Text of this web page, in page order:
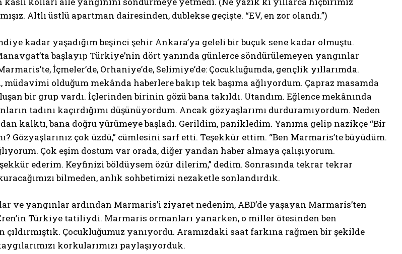
Altlı üstlü apartman dairesinden, dublekse geçişte. “EV, en zor olandı.”)
kadar yaşadığım beşinci şehir Ankara’ya geleli bir buçuk sene kadar olmuştu.
başlayıp Türkiye’nin dört yanında günlerce söndürülemeyen yangınlar
İçmeler’de, Orhaniye’de, Selimiye’de: Çocukluğumda, gençlik yıllarımda.
olduğum mekânda haberlere bakıp tek başıma ağlıyordum. Çapraz masamda
bir grup vardı. İçlerinden birinin gözü bana takıldı. Utandım. Eğlence mekânında
tadını kaçırdığımı düşünüyordum. Ancak gözyaşlarımı durduramıyordum. Neden
kalktı, bana doğru yürümeye başladı. Gerildim, panikledim. Yanıma gelip nazikçe “Bir
Gözyaşlarınız çok üzdü,” cümlesini sarf etti. Teşekkür ettim. “Ben Marmaris’te büyüdüm.
Çok eşim dostum var orada, diğer yandan haber almaya çalışıyorum.
ederim. Keyfinizi böldüysem özür dilerim,” dedim. Sonrasında tekrar tekrar
bilmeden, anlık sohbetimizi nezaketle sonlandırdık.
ve yangınlar ardından Marmaris’i ziyaret nedenim, ABD’de yaşayan Marmaris’ten
Türkiye tatiliydi. Marmaris ormanları yanarken, o miller ötesinden ben
Çocukluğumuz yanıyordu. Aramızdaki saat farkına rağmen bir şekilde
korkularımızı paylaşıyorduk.